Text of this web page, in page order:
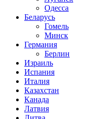
Одесса
Беларусь
Гомель
Минск
Германия
Берлин
Израиль
Испания
Италия
Казахстан
Канада
Латвия